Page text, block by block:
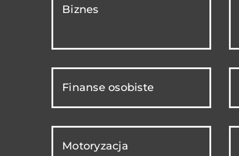
Biznes
Finanse osobiste
Motoryzacja